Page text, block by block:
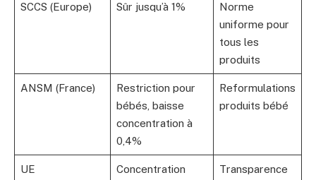
SCCS (Europe) Sûr jusqu’à 1%
Norme
uniforme pour
tous les
produits
ANSM (France)
Restriction pour
bébés, baisse
concentration à
0,4%
Reformulations
produits bébé
UE
Concentration
Transparence